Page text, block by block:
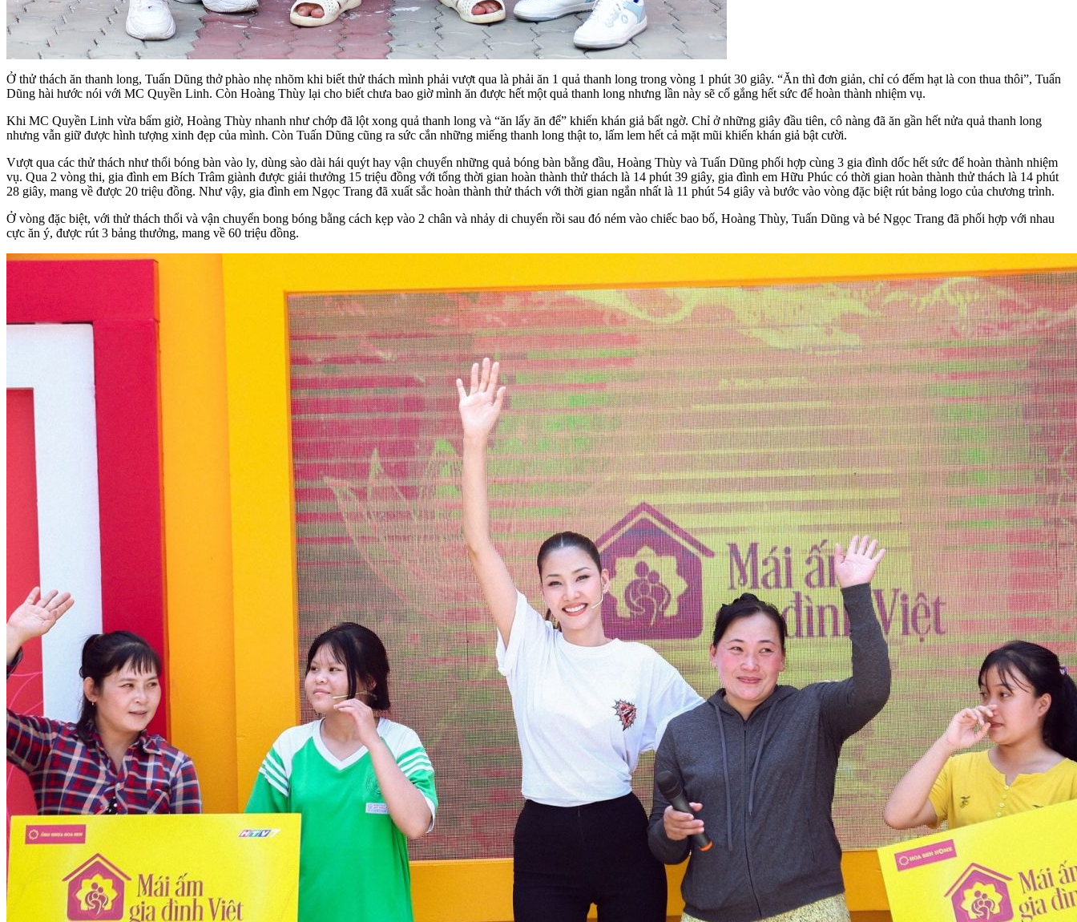
Ở thử thách ăn thanh long, Tuấn Dũng thở phào nhẹ nhõm khi biết thử thách mình phải vượt qua là phải ăn 1 quả thanh long trong vòng 1 phút 30 giây. “Ăn thì đơn giản, chỉ có đếm hạt là con thua thôi”, Tuấn
Dũng hài hước nói với MC Quyền Linh. Còn Hoàng Thùy lại cho biết chưa bao giờ mình ăn được hết một quả thanh long nhưng lần này sẽ cố gắng hết sức để hoàn thành nhiệm vụ.
Khi MC Quyền Linh vừa bấm giờ, Hoàng Thùy nhanh như chớp đã lột xong quả thanh long và “ăn lấy ăn để” khiến khán giả bất ngờ. Chỉ ở những giây đầu tiên, cô nàng đã ăn gần hết nửa quả thanh long
nhưng vẫn giữ được hình tượng xinh đẹp của mình. Còn Tuấn Dũng cũng ra sức cắn những miếng thanh long thật to, lấm lem hết cả mặt mũi khiến khán giả bật cười.
Vượt qua các thử thách như thổi bóng bàn vào ly, dùng sào dài hái quýt hay vận chuyển những quả bóng bàn bằng đầu, Hoàng Thùy và Tuấn Dũng phối hợp cùng 3 gia đình dốc hết sức để hoàn thành nhiệm
vụ. Qua 2 vòng thi, gia đình em Bích Trâm giành được giải thưởng 15 triệu đồng với tổng thời gian hoàn thành thử thách là 14 phút 39 giây, gia đình em Hữu Phúc có thời gian hoàn thành thử thách là 14 phút
28 giây, mang về được 20 triệu đồng. Như vậy, gia đình em Ngọc Trang đã xuất sắc hoàn thành thử thách với thời gian ngắn nhất là 11 phút 54 giây và bước vào vòng đặc biệt rút bảng logo của chương trình.
Ở vòng đặc biệt, với thử thách thổi và vận chuyển bong bóng bằng cách kẹp vào 2 chân và nhảy di chuyển rồi sau đó ném vào chiếc bao bố, Hoàng Thùy, Tuấn Dũng và bé Ngọc Trang đã phối hợp với nhau
cực ăn ý, được rút 3 bảng thưởng, mang về 60 triệu đồng.